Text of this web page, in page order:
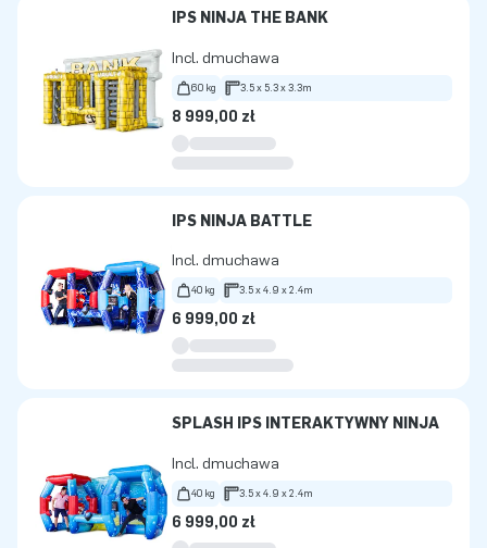
IPS NINJA THE BANK
Incl. dmuchawa
60 kg 3.5 x 5.3 x 3.3m
8 999,00 zł
IPS NINJA BATTLE
Incl. dmuchawa
40 kg 3.5 x 4.9 x 2.4m
6 999,00 zł
SPLASH IPS INTERAKTYWNY NINJA
Incl. dmuchawa
40 kg 3.5 x 4.9 x 2.4m
6 999,00 zł